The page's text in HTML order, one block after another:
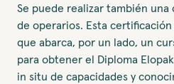
Se puede realizar también
de operarios. Esta
que abarca, por un lado, un
para obtener el Diploma
in situ de capacidades y